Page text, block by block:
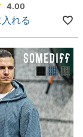
4.00
れる